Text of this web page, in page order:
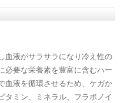
血液がサラサラになり冷え性の
必要な栄養素を豊富に含むハー
血液を循環させるため、ケガか
タミン、ミネラル、フラボノイ